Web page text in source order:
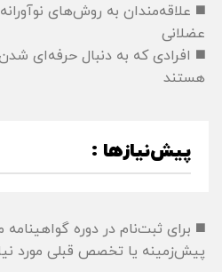
◼️ علاقه‌مندان به روش‌های
عضلانی
هستند
پیش‌نیازها :
پیش‌زمینه یا تخصص قبلی مورد